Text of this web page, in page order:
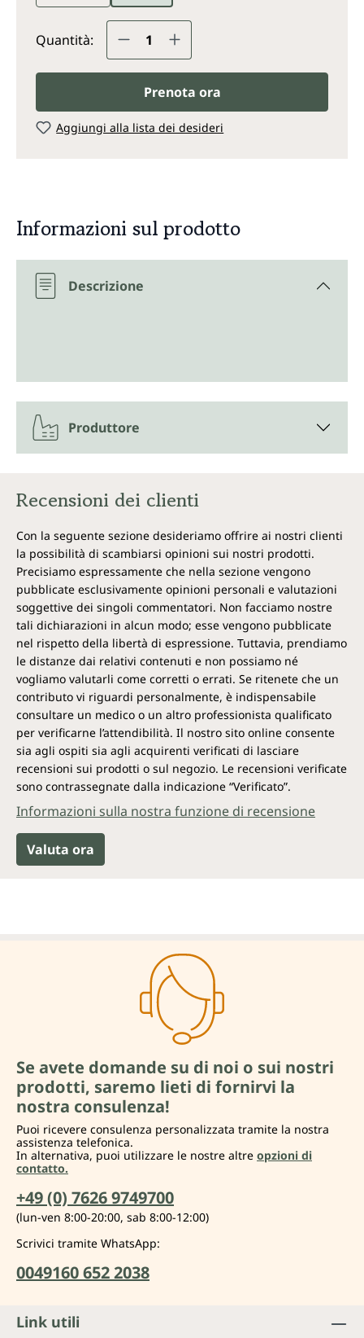
Quantità: Quantità del prodotto:
Prenota ora
Aggiungi alla lista dei desideri
Informazioni sul prodotto
Descrizione
Produttore
Recensioni dei clienti
Con la seguente sezione desideriamo offrire ai nostri clienti
la possibilità di scambiarsi opinioni sui nostri prodotti.
Precisiamo espressamente che nella sezione vengono
pubblicate esclusivamente opinioni personali e valutazioni
soggettive dei singoli commentatori. Non facciamo nostre
tali dichiarazioni in alcun modo; esse vengono pubblicate
nel rispetto della libertà di espressione. Tuttavia, prendiamo
le distanze dai relativi contenuti e non possiamo né
vogliamo valutarli come corretti o errati. Se ritenete che un
contributo vi riguardi personalmente, è indispensabile
consultare un medico o un altro professionista qualificato
per verificarne l’attendibilità. Il nostro sito online consente
sia agli ospiti sia agli acquirenti verificati di lasciare
recensioni sui prodotti o sul negozio. Le recensioni verificate
sono contrassegnate dalla indicazione “Verificato”.
Informazioni sulla nostra funzione di recensione
Valuta ora
Se avete domande su di noi o sui nostri
prodotti, saremo lieti di fornirvi la
nostra consulenza!
Puoi ricevere consulenza personalizzata tramite la nostra
assistenza telefonica.
In alternativa, puoi utilizzare le nostre altre opzioni di
contatto.
+49 (0) 7626 9749700
(lun-ven 8:00-20:00, sab 8:00-12:00)
Scrivici tramite WhatsApp:
0049160 652 2038
Link utili